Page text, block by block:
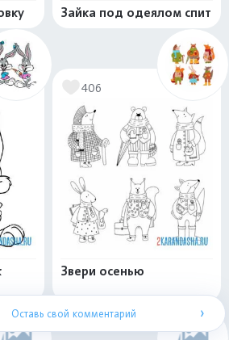
Зайка под одеялом спит
406
Звери осенью
Оставь свой комментарий ›